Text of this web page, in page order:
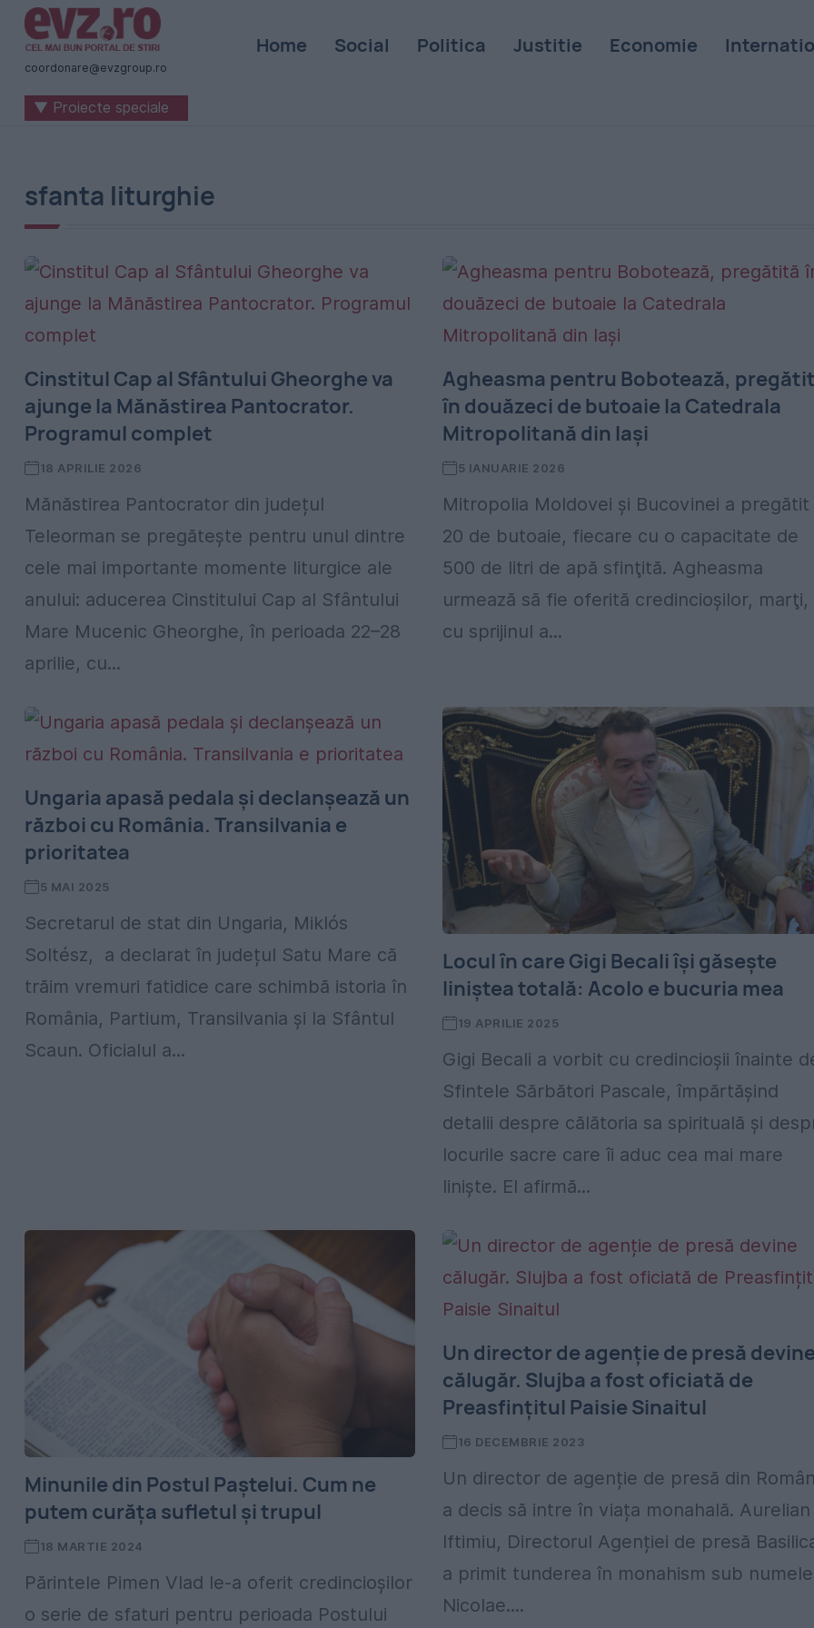
Știri
naționale
internaționale
România
-
Zilei
coordonare@evzgroup.ro
Home Social Politica Justitie Economie
▼ Proiecte speciale
sfanta liturghie
Cinstitul Cap al Sfântului Gheorghe va
ajunge la Mănăstirea Pantocrator.
Programul complet
18 APRILIE 2026
Mănăstirea Pantocrator din județul
Teleorman se pregătește pentru unul dintre
cele mai importante momente liturgice ale
anului: aducerea Cinstitului Cap al Sfântului
Mare Mucenic Gheorghe, în perioada 22–28
aprilie, cu...
Agheasma pentru Bobotează,
în douăzeci de butoaie la Catedrala
Mitropolitană din Iaşi
5 IANUARIE 2026
Mitropolia Moldovei şi Bucovinei a pregătit
20 de butoaie, fiecare cu o capacitate de
500 de litri de apă sfinţită. Agheasma
urmează să fie oferită credincioşilor, marţi,
cu sprijinul a...
Ungaria apasă pedala și declanșează un
război cu România. Transilvania e
prioritatea
5 MAI 2025
Secretarul de stat din Ungaria, Miklós
Soltész, a declarat în județul Satu Mare că
trăim vremuri fatidice care schimbă istoria în
România, Partium, Transilvania și la Sfântul
Scaun. Oficialul a...
Locul în care Gigi Becali își găsește
liniștea totală: Acolo e bucuria mea
19 APRILIE 2025
Gigi Becali a vorbit cu credincioșii înainte
Sfintele Sărbători Pascale, împărtășind
detalii despre călătoria sa spirituală și
locurile sacre care îi aduc cea mai mare
liniște. El afirmă...
Minunile din Postul Paștelui. Cum ne
putem curăța sufletul și trupul
18 MARTIE 2024
Părintele Pimen Vlad le-a oferit credincioșilor
o serie de sfaturi pentru perioada Postului
Un director de agenție de presă
călugăr. Slujba a fost oficiată de
Preasfințitul Paisie Sinaitul
16 DECEMBRIE 2023
Un director de agenție de presă din
a decis să intre în viața monahală. Aurelian
Iftimiu, Directorul Agenției de presă
a primit tunderea în monahism sub numele
Nicolae....